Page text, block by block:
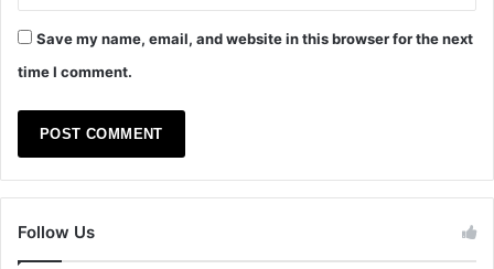
Save my name, email, and website in this browser for the next
time I comment.
Follow Us